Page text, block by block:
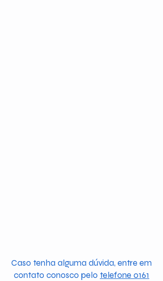
Caso tenha alguma dúvida, entre em
contato conosco pelo telefone 0161